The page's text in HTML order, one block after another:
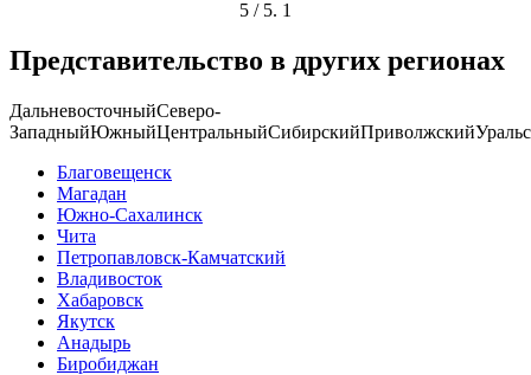
5 / 5. 1
Представительство в других регионах
ДальневосточныйСеверо-
ЗападныйЮжныйЦентральныйСибирскийПриволжский
Благовещенск
Магадан
Южно-Сахалинск
Чита
Петропавловск-Камчатский
Владивосток
Хабаровск
Якутск
Анадырь
Биробиджан